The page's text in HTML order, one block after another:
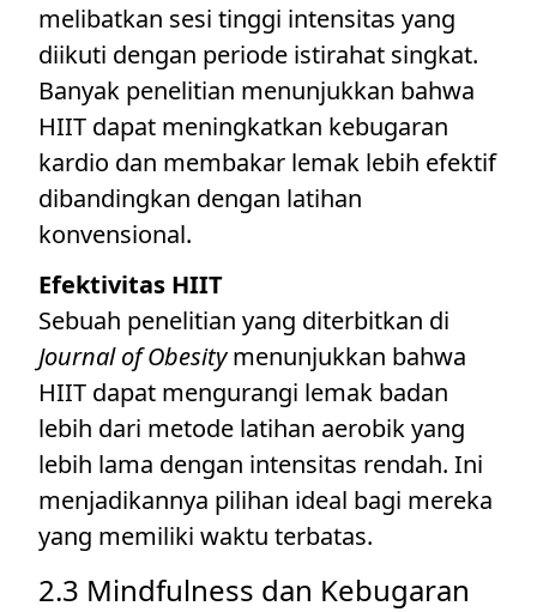
melibatkan sesi tinggi intensitas yang
diikuti dengan periode istirahat singkat.
Banyak penelitian menunjukkan bahwa
HIIT dapat meningkatkan kebugaran
kardio dan membakar lemak lebih efektif
dibandingkan dengan latihan
konvensional.
Efektivitas HIIT
Sebuah penelitian yang diterbitkan di
Journal of Obesitymenunjukkan bahwa
HIIT dapat mengurangi lemak badan
lebih dari metode latihan aerobik yang
lebih lama dengan intensitas rendah. Ini
menjadikannya pilihan ideal bagi mereka
yang memiliki waktu terbatas.
2.3 Mindfulness dan Kebugaran